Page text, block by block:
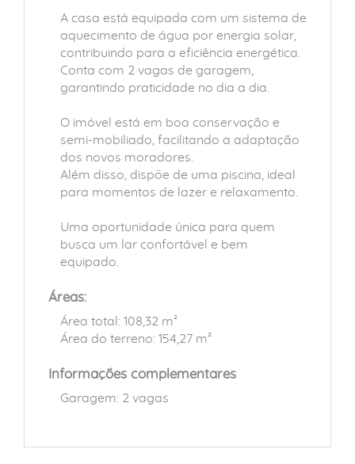
A casa está equipada com um sistema de
aquecimento de água por energia solar,
contribuindo para a eficiência energética.
Conta com 2 vagas de garagem,
garantindo praticidade no dia a dia.
O imóvel está em boa conservação e
semi-mobiliado, facilitando a adaptação
dos novos moradores.
Além disso, dispõe de uma piscina, ideal
para momentos de lazer e relaxamento.
Uma oportunidade única para quem
busca um lar confortável e bem
equipado.
Áreas:
Área total: 108,32 m²
Área do terreno: 154,27 m²
Informações complementares
Garagem: 2 vagas